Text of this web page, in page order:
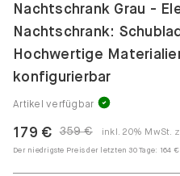
Nachtschrank Grau -
Nachtschrank:
Hochwertige
konfigurierbar
Artikel verfügbar
359 €
179 € inkl. 20% MwSt.
Der niedrigste Preis der letzten 30 Tage: 164 €